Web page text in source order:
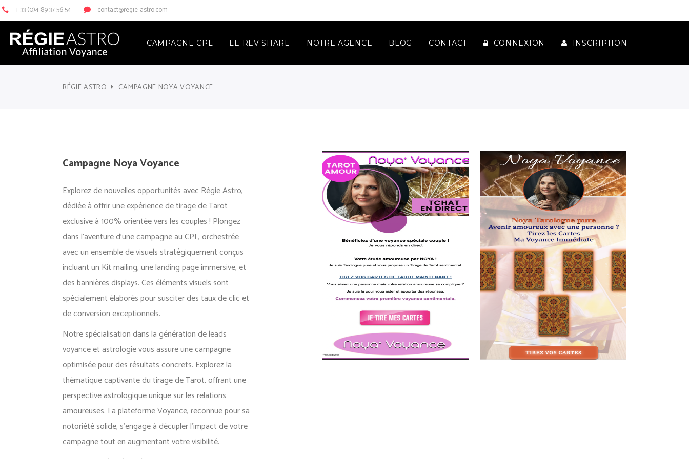
+ 33 (0)4 89 37 56 54 contact@regie-astro.com
CAMPAGNE CPL LE REV SHARE NOTRE AGENCE BLOG CONTACT CONNEXION INSCRIPTION
RÉGIE ASTRO CAMPAGNE NOYA VOYANCE
Campagne Noya Voyance
Explorez de nouvelles opportunités avec Régie Astro,
dédiée à offrir une expérience de tirage de Tarot
exclusive à 100% orientée vers les couples ! Plongez
dans l’aventure d’une campagne au CPL, orchestrée
avec un ensemble de visuels stratégiquement conçus
incluant un Kit mailing, une landing page immersive, et
des bannières displays. Ces éléments visuels sont
spécialement élaborés pour susciter des taux de clic et
de conversion exceptionnels.
Notre spécialisation dans la génération de leads
voyance et astrologie vous assure une campagne
optimisée pour des résultats concrets. Explorez la
thématique captivante du tirage de Tarot, offrant une
perspective astrologique unique sur les relations
amoureuses. La plateforme Voyance, reconnue pour sa
notoriété solide, s’engage à décupler l’impact de votre
campagne tout en augmentant votre visibilité.